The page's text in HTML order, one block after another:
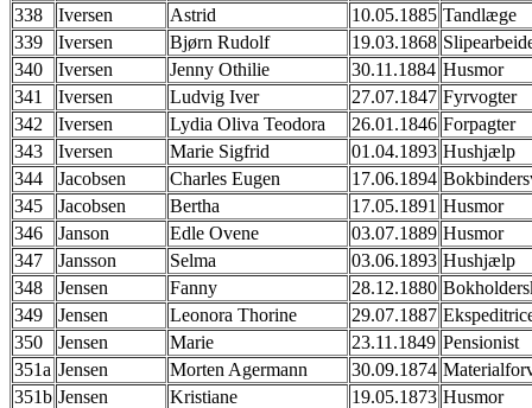
338
Iversen Astrid 10.05.1885 Tandlæge
339
Iversen Bjørn Rudolf 19.03.1868
340
Iversen Jenny Othilie 30.11.1884 Husmor
341
Iversen Ludvig Iver 27.07.1847 Fyrvogter
342
Iversen Lydia Oliva Teodora 26.01.1846 Forpagter
343
Iversen Marie Sigfrid 01.04.1893 Hushjælp
344
Jacobsen Charles Eugen 17.06.1894
345
Jacobsen Bertha 17.05.1891 Husmor
346
Janson Edle Ovene 03.07.1889 Husmor
347
Jansson Selma 03.06.1893 Hushjælp
348
Jensen Fanny 28.12.1880
349
Jensen Leonora Thorine 29.07.1887
350
Jensen Marie 23.11.1849 Pensionist
351a Jensen Morten Agermann 30.09.1874
351b Jensen Kristiane 19.05.1873 Husmor